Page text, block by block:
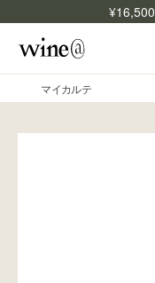
¥16,500
マイカルテ
マイカルテ